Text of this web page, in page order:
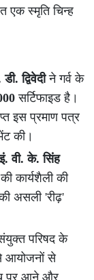
एक स्मृति चिन्ह
द्विवेदीने गर्व के
सर्टिफाइड है।
इस प्रमाण पत्र
की।
इं. वी. के. सिंह
कार्यशैली की
असली 'रीढ़'
परिषद के
आयोजनों से